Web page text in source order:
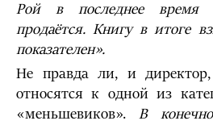
Рой в последнее время
продаётся. Книгу в итоге
показателен».
Не правда ли, и
относятся к одной из
«меньшевиков». В